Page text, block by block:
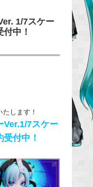
1/7スケー
中！
します！
7スケー
付中！